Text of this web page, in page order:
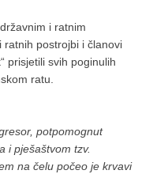
i ratnim
ratnih postrojbi i članovi
prisjetili svih poginulih
ratu.
potpomognut
i pješaštvom tzv.
na čelu počeo je krvavi